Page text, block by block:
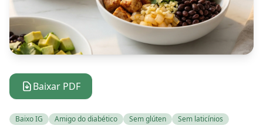
Baixar PDF
Baixo IG Amigo do diabético Sem glúten
Sem laticínios